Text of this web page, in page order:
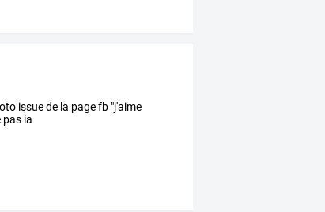
issue de la page fb "j'aime
ia